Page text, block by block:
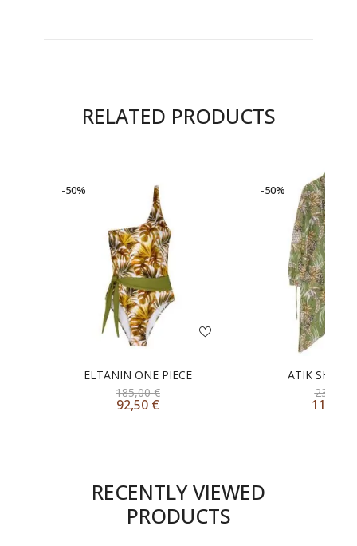
RELATED PRODUCTS
-50%
ELTANIN ONE PIECE
185,00€
92,50 €
-50%
ATIK SHIRT
235,00
117,50
RECENTLY VIEWED
PRODUCTS